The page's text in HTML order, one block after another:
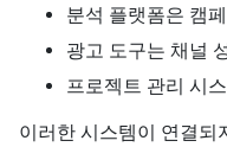
분석 플랫폼은 캠
광고 도구는 채널
프로젝트 관리 시
이러한 시스템이 연결되